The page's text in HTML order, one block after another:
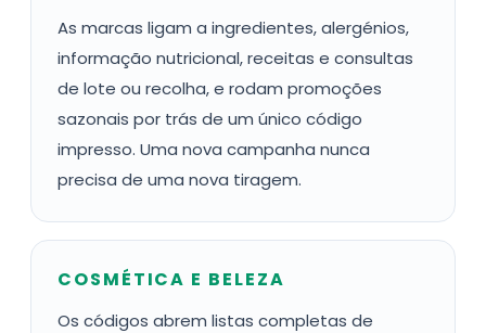
As marcas ligam a ingredientes, alergénios,
informação nutricional, receitas e consultas
de lote ou recolha, e rodam promoções
sazonais por trás de um único código
impresso. Uma nova campanha nunca
precisa de uma nova tiragem.
COSMÉTICA E BELEZA
Os códigos abrem listas completas de